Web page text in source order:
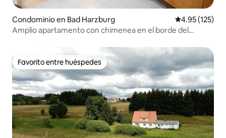
Condominio en Bad Harzburg Calificación
4.95 (125)
Amplio apartamento con chimenea en el borde del
Favorito entre huéspedes
Favorito entre huéspedes